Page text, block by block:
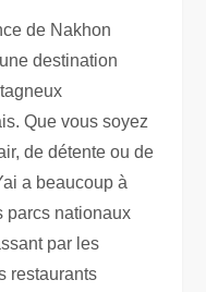
de Nakhon
destination
Que vous soyez
de détente ou de
a beaucoup à
parcs nationaux
par les
restaurants